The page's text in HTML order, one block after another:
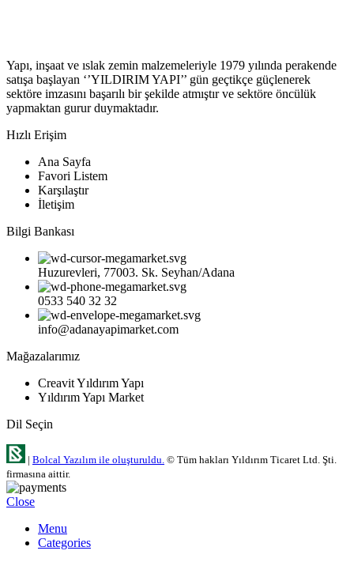
Yapı, inşaat ve ıslak zemin malzemeleriyle 1979 yılında perakende
satışa başlayan ‘’YILDIRIM YAPI’’ gün geçtikçe güçlenerek
sektöre imzasını başarılı bir şekilde atmıştır ve sektöre öncülük
yapmaktan gurur duymaktadır.
Hızlı Erişim
Ana Sayfa
Favori Listem
Karşılaştır
İletişim
Bilgi Bankası
Huzurevleri, 77003. Sk. Seyhan/Adana
0533 540 32 32
info@adanayapimarket.com
Mağazalarımız
Creavit Yıldırım Yapı
Yıldırım Yapı Market
Dil Seçin
| Bolcal Yazılım ile oluşturuldu. © Tüm hakları Yıldırım Ticaret Ltd. Şti.
firmasına aittir.
Close
Menu
Categories